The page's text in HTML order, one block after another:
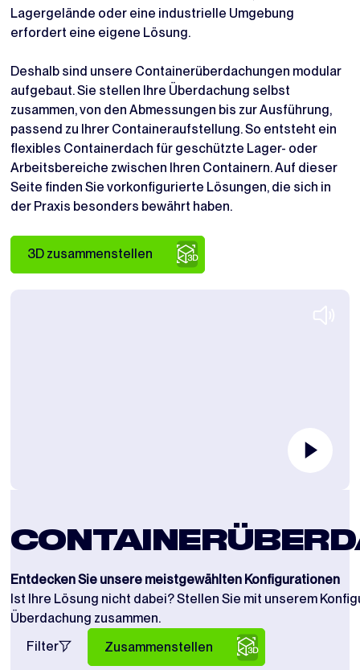
Lagergelände oder eine industrielle Umgebung
erfordert eine eigene Lösung.
Deshalb sind unsere Containerüberdachungen modular
aufgebaut. Sie stellen Ihre Überdachung selbst
zusammen, von den Abmessungen bis zur Ausführung,
passend zu Ihrer Containeraufstellung. So entsteht ein
flexibles Containerdach für geschützte Lager- oder
Arbeitsbereiche zwischen Ihren Containern. Auf dieser
Seite finden Sie vorkonfigurierte Lösungen, die sich in
der Praxis besonders bewährt haben.
3D zusammenstellen
Entdecken Sie unsere meistgewählten Konfigurationen
Ist Ihre Lösung nicht dabei? Stellen Sie mit unserem
Überdachung zusammen.
Filter
Zusammenstellen